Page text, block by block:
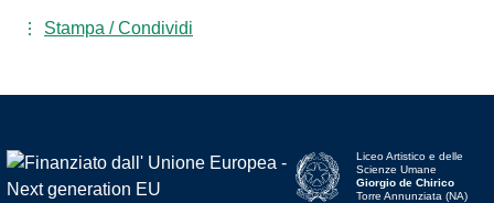
Stampa / Condividi
Liceo Artistico e delle
Scienze Umane
Giorgio de Chirico
Torre Annunziata (NA)